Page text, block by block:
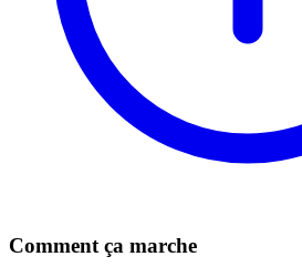
Comment ça marche